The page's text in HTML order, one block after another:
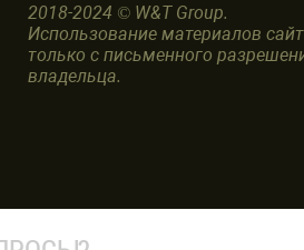
2018-2024 © W&T Group.
Использование материалов
только с письменного
владельца.